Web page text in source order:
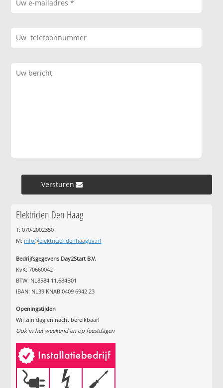
Versturen »
Elektricien Den Haag
T: 070-2002350
M: info@elektriciendenhaagbv.nl
Bedrijfsgegevens Day2Start B.V.
KvK: 70660042
BTW: NL8584.11.684B01
IBAN: NL39 KNAB 0409 6942 23
Openingstijden
Wij zijn dag en nacht bereikbaar!
Ook in het weekend en op feestdagen